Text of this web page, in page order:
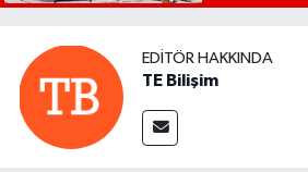
EDITÖR HAKKINDA
TE Bilişim